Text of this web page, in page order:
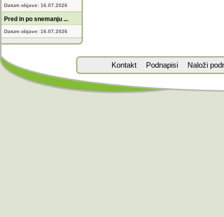
Datum objave: 16.07.2026
Pred in po snemanju ...
Datum objave: 16.07.2026
Kontakt Podnapisi Naloži